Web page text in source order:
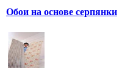
Обои на основе серпянки